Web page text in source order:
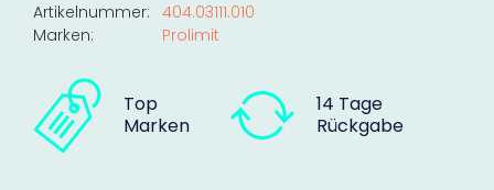
Artikelnummer: 404.03111.010
Marken:
Prolimit
Top
Marken
14 Tage
Rückgabe